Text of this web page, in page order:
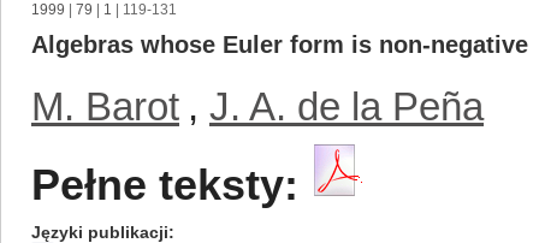
1999 79 1 | 119-131
Algebras whose Euler form is non-negative
M. Barot , J. A. de la Peña
Pełne teksty:
Języki publikacji